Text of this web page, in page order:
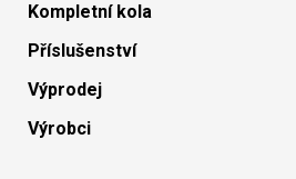
Kompletní kola
Příslušenství
Výprodej
Výrobci